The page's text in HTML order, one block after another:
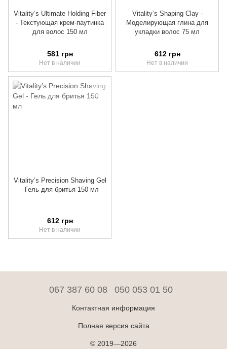
Vitality’s Ultimate Holding Fiber
- Текстующая крем-паутинка
для волос 150 мл
581 грн
Нет в наличии
Vitality’s Shaping Clay -
Моделирующая глина для
укладки волос 75 мл
612 грн
Нет в наличии
Vitality’s Precision Shaving Gel
- Гель для бритья 150 мл
612 грн
Нет в наличии
067 387 60 08 050 053 01 50
Контактная информация
Полная версия сайта
© 2019—2026